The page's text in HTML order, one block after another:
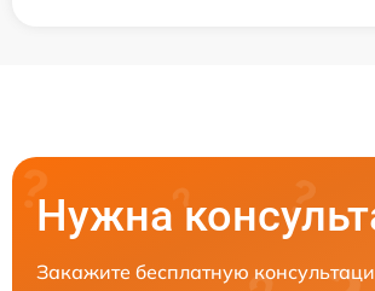
Нужна
Закажите бесплатную